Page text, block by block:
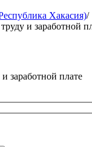
Хакасия)/
и заработной
заработной плате